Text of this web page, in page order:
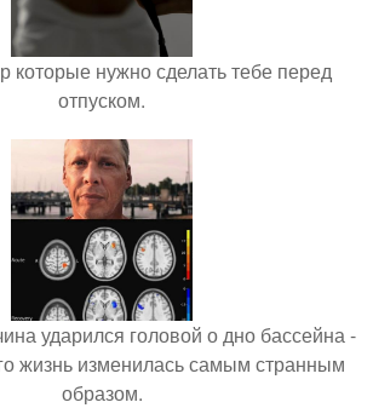
которые нужно сделать тебе перед
отпуском.
ударился головой о дно бассейна -
жизнь изменилась самым странным
образом.